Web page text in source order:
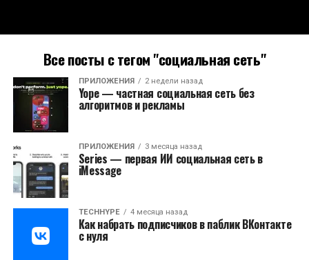
Все посты с тегом "социальная сеть"
ПРИЛОЖЕНИЯ 2 недели назад
Yope — частная социальная сеть без
алгоритмов и рекламы
ПРИЛОЖЕНИЯ 3 месяца назад
Series — первая ИИ социальная сеть в
iMessage
TECHHYPE 4 месяца назад
Как набрать подписчиков в паблик ВКонтакте
с нуля